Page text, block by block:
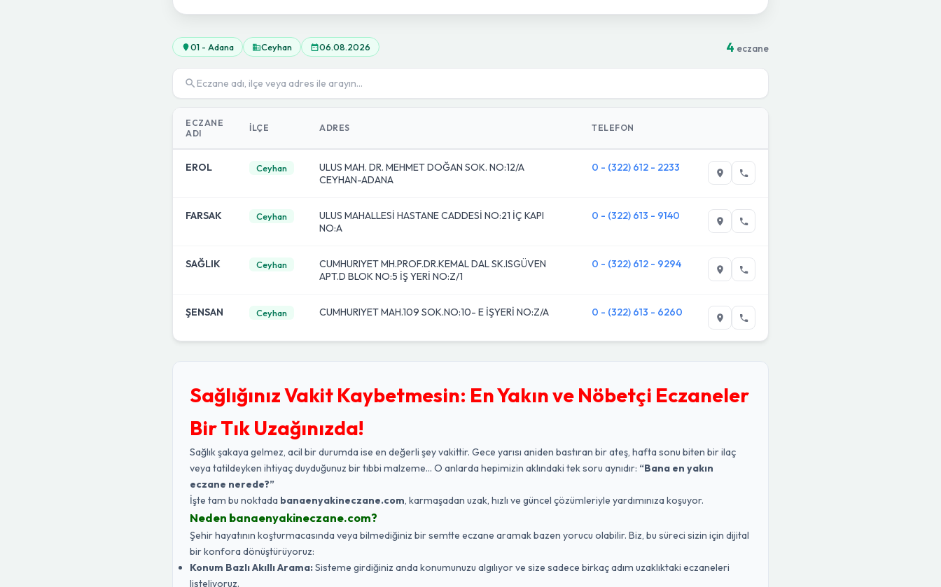
01 - Adana Ceyhan 06.08.2026 4 eczane
ECZANE
ADI
İLÇE ADRES TELEFON
EROL Ceyhan
ULUS MAH. DR. MEHMET DOĞAN SOK. NO:12/A
CEYHAN-ADANA
0 - (322) 612 - 2233
FARSAK Ceyhan
ULUS MAHALLESİ HASTANE CADDESİ NO:21 İÇ KAPI
NO:A
0 - (322) 613 - 9140
SAĞLIK Ceyhan
CUMHURIYET MH.PROF.DR.KEMAL DAL SK.ISGÜVEN
APT.D BLOK NO:5 İŞ YERİ NO:Z/1
0 - (322) 612 - 9294
ŞENSAN Ceyhan CUMHURIYET MAH.109 SOK.NO:10- E İŞYERİ NO:Z/A 0 - (322) 613 - 6260
Sağlığınız Vakit Kaybetmesin: En Yakın ve Nöbetçi Eczaneler
Bir Tık Uzağınızda!
Sağlık şakaya gelmez, acil bir durumda ise en değerli şey vakittir. Gece yarısı aniden bastıran bir ateş, hafta sonu biten bir ilaç
veya tatildeyken ihtiyaç duyduğunuz bir tıbbi malzeme... O anlarda hepimizin aklındaki tek soru aynıdır: “Bana en yakın
eczane nerede?”
İşte tam bu noktada banaenyakineczane.com, karmaşadan uzak, hızlı ve güncel çözümleriyle yardımınıza koşuyor.
Neden banaenyakineczane.com?
Şehir hayatının koşturmacasında veya bilmediğiniz bir semtte eczane aramak bazen yorucu olabilir. Biz, bu süreci sizin için dijital
bir konfora dönüştürüyoruz:
Konum Bazlı Akıllı Arama:Sisteme girdiğiniz anda konumunuzu algılıyor ve size sadece birkaç adım uzaklıktaki eczaneleri
listeliyoruz.